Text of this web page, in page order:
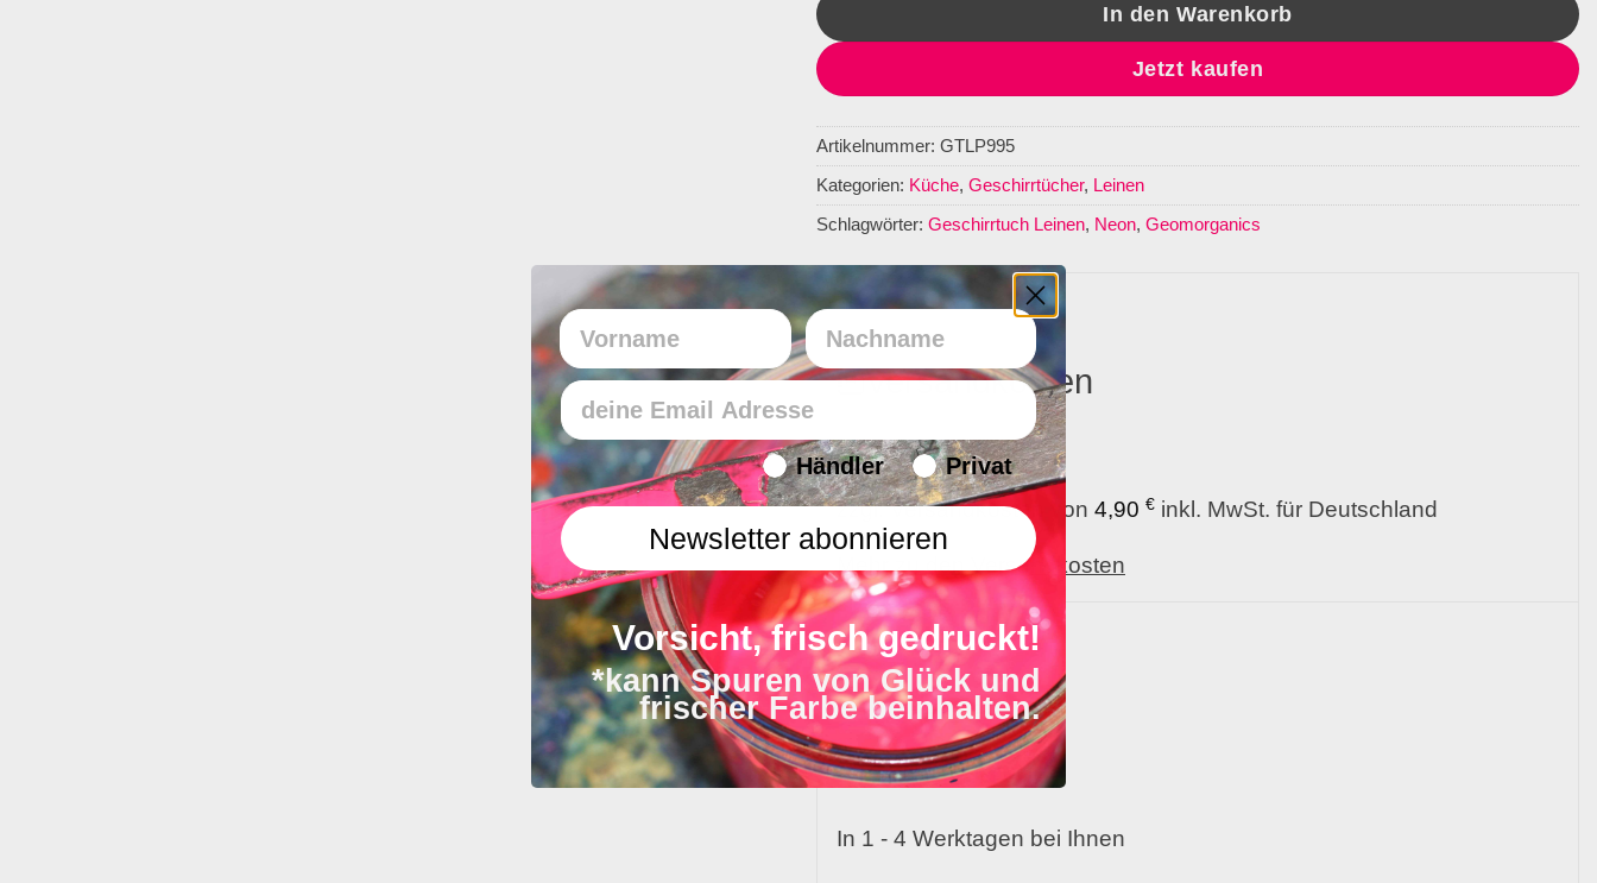
In den Warenkorb
Jetzt kaufen
Artikelnummer: GTLP995
Kategorien: Küche, Geschirrtücher, Leinen
Schlagwörter: Geschirrtuch Leinen, Neon, Geomorganics
Versandkosten
zzgl. Versandkosten von 4,90 € inkl. MwSt. für Deutschland
Mehr zu den Versandkosten
Lieferzeit
In 1 - 4 Werktagen bei Ihnen
Vorname Nachname
Email
Endverbraucher/Haendler
Händler Privat
Newsletter abonnieren
Vorsicht, frisch gedruckt!
*kann Spuren von Glück und
frischer Farbe beinhalten.